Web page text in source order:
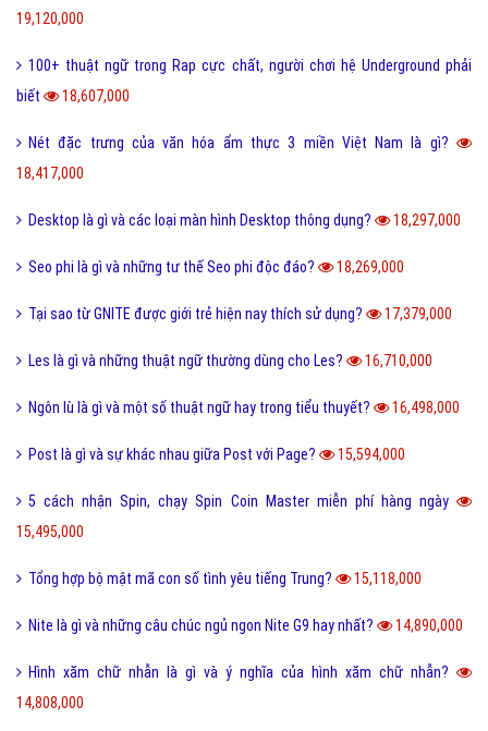
19,120,000
100+ thuật ngữ trong Rap cực chất, người chơi hệ Underground phải
biết
18,607,000
Nét đặc trưng của văn hóa ẩm thực 3 miền Việt Nam là gì?
18,417,000
Desktop là gì và các loại màn hình Desktop thông dụng? 18,297,000
Seo phi là gì và những tư thế Seo phi độc đáo? 18,269,000
Tại sao từ GNITE được giới trẻ hiện nay thích sử dụng? 17,379,000
Les là gì và những thuật ngữ thường dùng cho Les? 16,710,000
Ngôn lù là gì và một số thuật ngữ hay trong tiểu thuyết? 16,498,000
Post là gì và sự khác nhau giữa Post với Page? 15,594,000
5 cách nhận Spin, chạy Spin Coin Master miễn phí hàng ngày
15,495,000
Tổng hợp bộ mật mã con số tình yêu tiếng Trung? 15,118,000
Nite là gì và những câu chúc ngủ ngon Nite G9 hay nhất? 14,890,000
Hình xăm chữ nhẫn là gì và ý nghĩa của hình xăm chữ nhẫn?
14,808,000